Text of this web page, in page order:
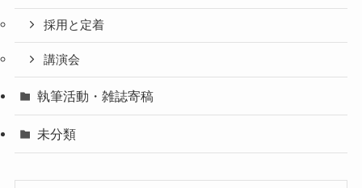
採用と定着
講演会
執筆活動・雑誌寄稿
未分類